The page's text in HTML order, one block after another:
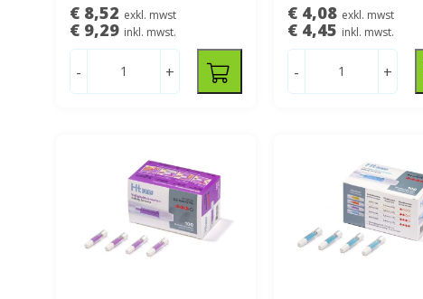
€ 8,52 exkl. mwst
€ 9,29 inkl. mwst.
- +
€ 4,08 exkl. mwst
€ 4,45 inkl. mwst.
- +